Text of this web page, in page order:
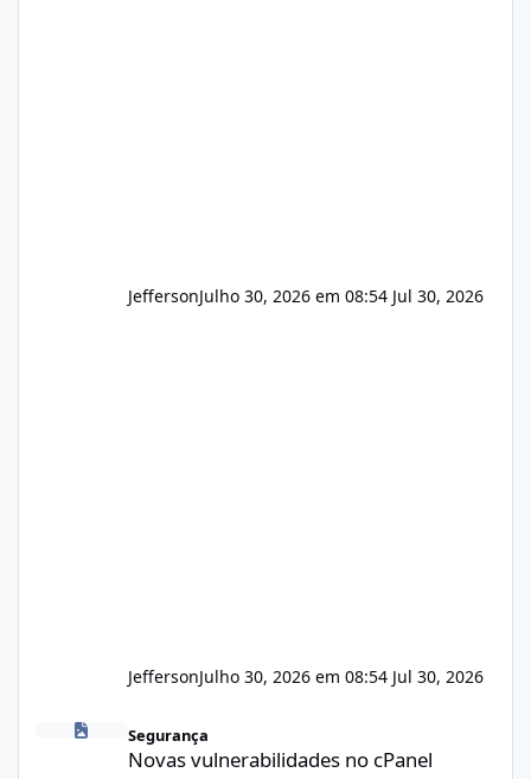
JeffersonJulho 30, 2026 em 08:54 Jul 30, 2026
JeffersonJulho 30, 2026 em 08:54 Jul 30, 2026
Novas vulnerabilidades no cPanel
Segurança
Novas vulnerabilidades no cPanel